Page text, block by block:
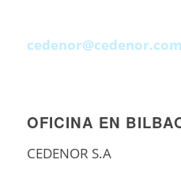
cedenor@cedenor.com
OFICINA EN
CEDENOR S.A